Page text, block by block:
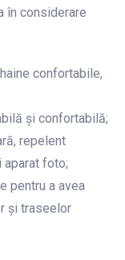
în considerare
confortabile,
și confortabilă;
repelent
foto;
pentru a avea
și traseelor